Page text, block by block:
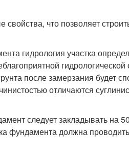
что позволяет
гидрология участка
после замерзания будет
отличаются
следует закладывать на
фундамента должна